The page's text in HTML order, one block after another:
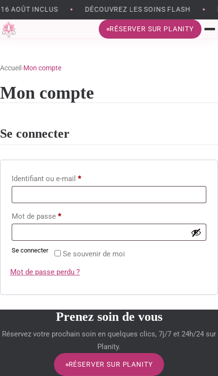
AOÛT INCLUS ✦ DÉCOUVREZ LES SOINS FLASH ✦
RÉSERVER SUR PLANITY
BEAUTÉ DU REGARD
MASSAGES ET MODELAGES CORPS
MADÉROTHÉRAPIE
MODELAGE BRÉSILIEN
BEAUTÉ DES MAINS ET DES PIEDS
BLOG BEAUTÉ & CONSEILS
VALIDATION DE LA COMMANDE
MON COMPTE
Accueil ›Mon compte
Mon compte
Se connecter
Identifiant ou e-mail *Obligatoire
Mot de passe *Obligatoire
Se souvenir de moi
Se connecter
Mot de passe perdu ?
Prenez soin de vous
Réservez votre prochain soin en quelques clics, 7j/7 et 24h/24 sur
Planity.
RÉSERVER SUR PLANITY